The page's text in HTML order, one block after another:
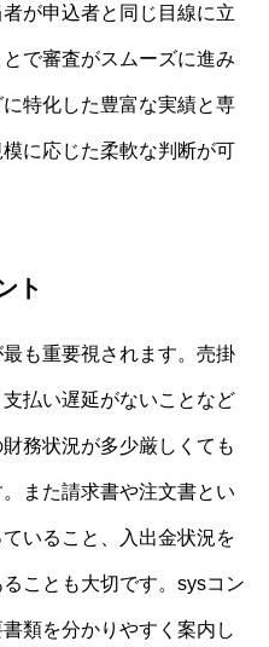
が申込者と同じ目線に立
で審査がスムーズに進み
特化した豊富な実績と専
に応じた柔軟な判断が可
ト
も重要視されます。売掛
払い遅延がないことなど
務状況が多少厳しくても
また請求書や注文書とい
いること、入出金状況を
ことも大切です。sysコン
類を分かりやすく案内し